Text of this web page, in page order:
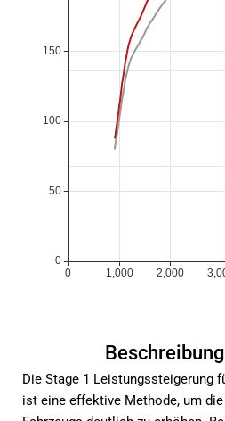
Die Stage 1 Leistungssteigerung
ist eine effektive Methode, um